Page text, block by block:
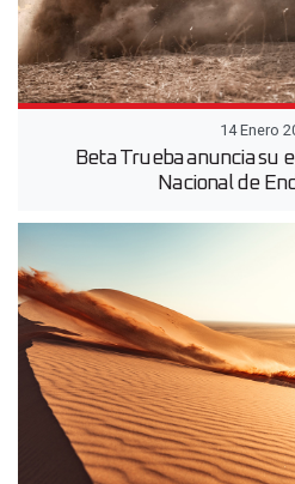
14 Enero
Beta Trueba anuncia su
Nacional de